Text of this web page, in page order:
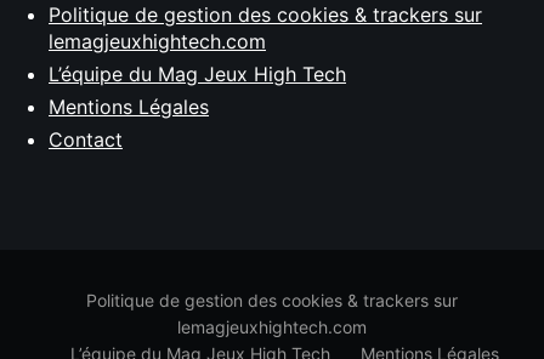
Politique de gestion des cookies & trackers sur
lemagjeuxhightech.com
L’équipe du Mag Jeux High Tech
Mentions Légales
Contact
Politique de gestion des cookies & trackers sur
lemagjeuxhightech.com
L’équipe du Mag Jeux High Tech
Mentions Légales